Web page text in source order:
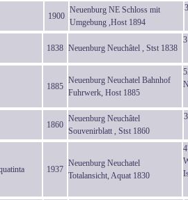
1900
Neuenburg NE Schloss mit
Umgebung ,Host 1894
1838 Neuenburg Neuchâtel , Stst 1838
1885
Neuenburg Neuchatel Bahnhof
Fuhrwerk, Host 1885
1860
Neuenburg Neuchâtel
Souvenirblatt , Stst 1860
1937
Neuenburg Neuchatel
Totalansicht, Aquat 1830